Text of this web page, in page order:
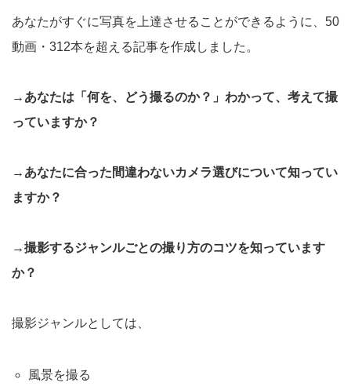
あなたがすぐに写真を上達させることができるように、50
動画・312本を超える記事を作成しました。
→あなたは「何を、どう撮るのか？」わかって、考えて撮
っていますか？
→あなたに合った間違わないカメラ選びについて知ってい
ますか？
→撮影するジャンルごとの撮り方のコツを知っています
か？
撮影ジャンルとしては、
風景を撮る